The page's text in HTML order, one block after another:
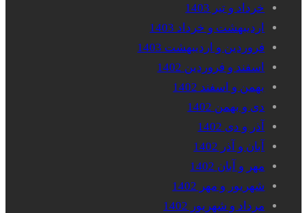
خرداد و تیر 1403
اردیبهشت و خرداد 1403
فروردین و اردیبهشت 1403
اسفند و فروردین 1402
بهمن و اسفند 1402
دی و بهمن 1402
آذر و دی 1402
آبان و آذر 1402
مهر و آبان 1402
شهریور و مهر 1402
مرداد و شهریور 1402